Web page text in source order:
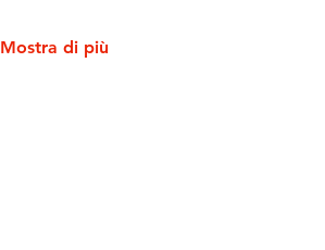
Mostra di più